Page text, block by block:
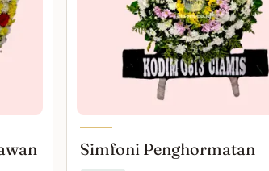
Simfoni Penghormatan